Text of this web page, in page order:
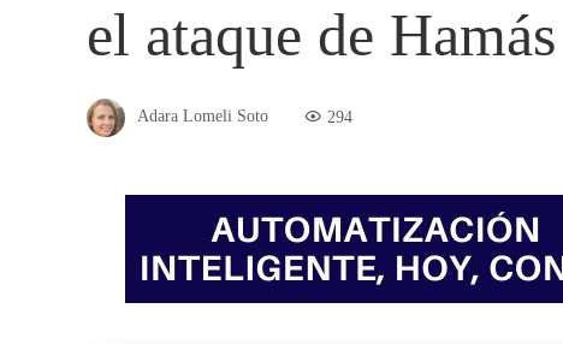
el ataque de
Adara Lomeli Soto 294